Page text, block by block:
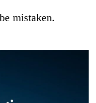
mistaken.